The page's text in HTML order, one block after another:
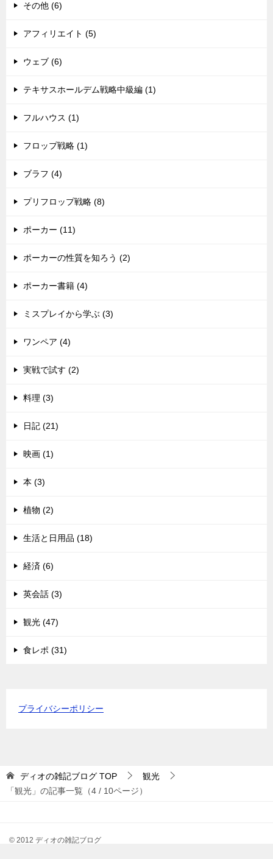
その他 (6)
アフィリエイト (5)
ウェブ (6)
テキサスホールデム戦略中級編 (1)
フルハウス (1)
フロップ戦略 (1)
ブラフ (4)
プリフロップ戦略 (8)
ポーカー (11)
ポーカーの性質を知ろう (2)
ポーカー書籍 (4)
ミスプレイから学ぶ (3)
ワンペア (4)
実戦で試す (2)
料理 (3)
日記 (21)
映画 (1)
本 (3)
植物 (2)
生活と日用品 (18)
経済 (6)
英会話 (3)
観光 (47)
食レポ (31)
プライバシーポリシー
ディオの雑記ブログ TOP
観光
「観光」の記事一覧（4 / 10ページ）
© 2012 ディオの雑記ブログ